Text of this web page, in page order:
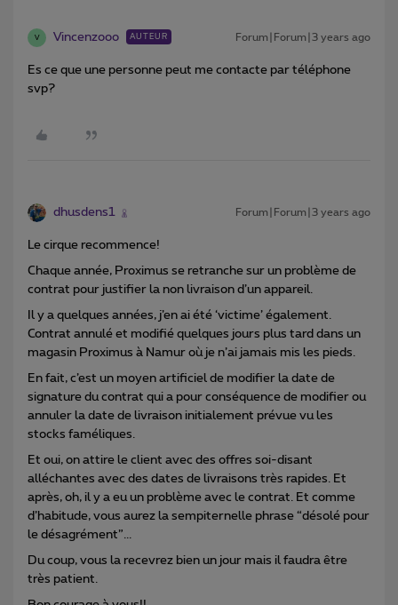
V Vincenzooo AUTEUR Forum|Forum|3 years ago
Es ce que une personne peut me contacte par téléphone
svp?
dhusdens1 Forum|Forum|3 years ago
Le cirque recommence!
Chaque année, Proximus se retranche sur un problème de
contrat pour justifier la non livraison d’un appareil.
Il y a quelques années, j’en ai été ‘victime’ également.
Contrat annulé et modifié quelques jours plus tard dans un
magasin Proximus à Namur où je n’ai jamais mis les pieds.
En fait, c’est un moyen artificiel de modifier la date de
signature du contrat qui a pour conséquence de modifier ou
annuler la date de livraison initialement prévue vu les
stocks faméliques.
Et oui, on attire le client avec des offres soi-disant
alléchantes avec des dates de livraisons très rapides. Et
après, oh, il y a eu un problème avec le contrat. Et comme
d’habitude, vous aurez la sempiternelle phrase “désolé pour
le désagrément”...
Du coup, vous la recevrez bien un jour mais il faudra être
très patient.